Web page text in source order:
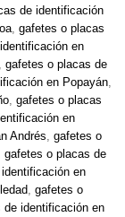
de identificación
, gafetes o placas
en
, gafetes o placas de
en Popayán,
, gafetes o placas
en
Andrés, gafetes o
gafetes o placas de
en
, gafetes o
identificación en